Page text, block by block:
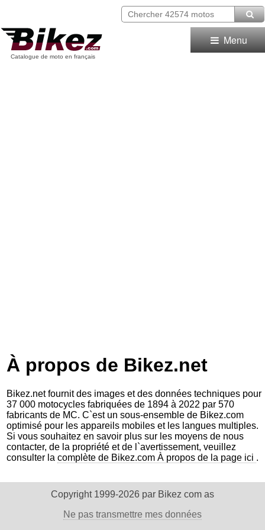
Catalogue de moto en français
Menu
À propos de Bikez.net
Bikez.net fournit des images et des données techniques pour
37 000 motocycles fabriquées de 1894 à 2022 par 570
fabricants de MC. C`est un sous-ensemble de Bikez.com
optimisé pour les appareils mobiles et les langues multiples.
Si vous souhaitez en savoir plus sur les moyens de nous
contacter, de la propriété et de l`avertissement, veuillez
consulter la complète de Bikez.com À propos de la page ici .
Copyright 1999-2026 par Bikez com as
Ne pas transmettre mes données